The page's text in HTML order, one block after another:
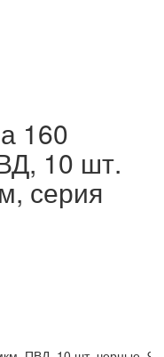
160
10 шт.
серия